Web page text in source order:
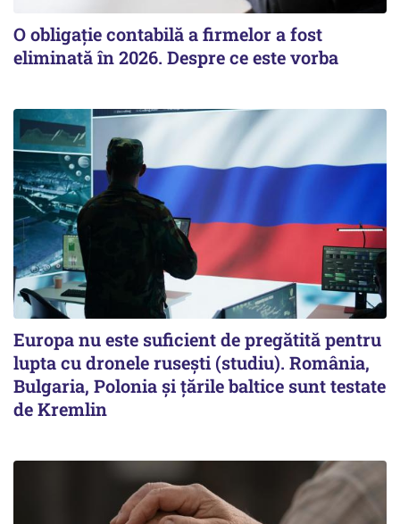
O obligație contabilă a firmelor a fost
eliminată în 2026. Despre ce este vorba
Europa nu este suficient de pregătită pentru
lupta cu dronele rusești (studiu). România,
Bulgaria, Polonia și țările baltice sunt testate
de Kremlin